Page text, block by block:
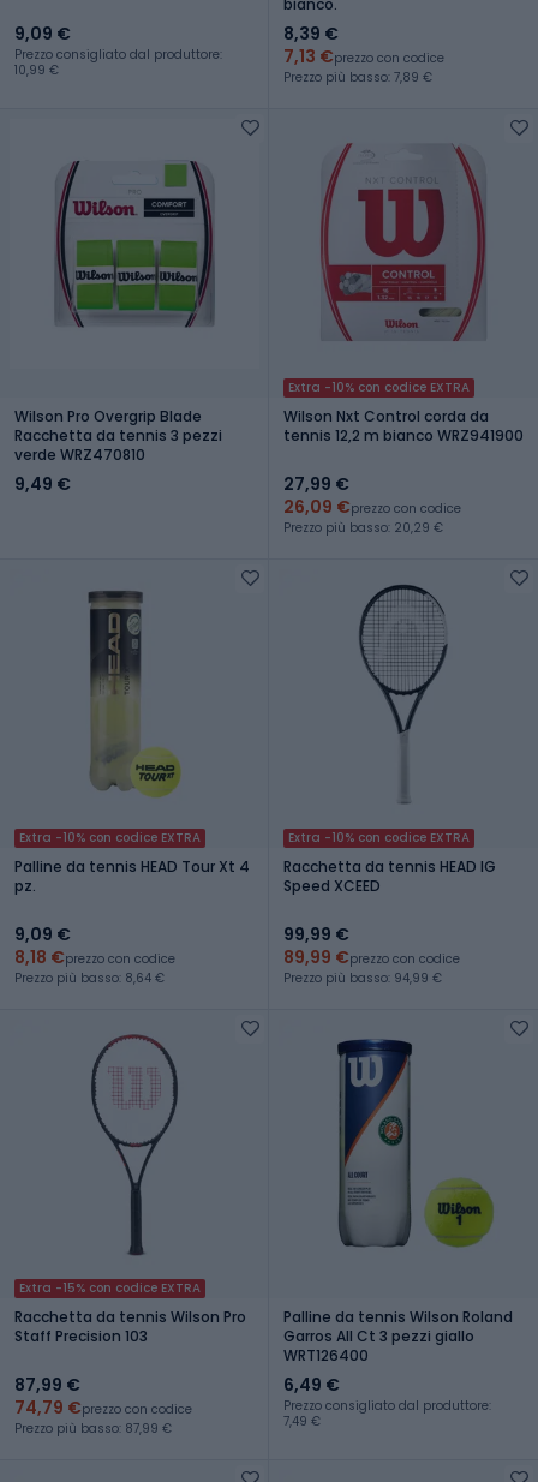
9,09 €
Prezzo consigliato dal produttore:
10,99 €
8,39 €
7,13 €prezzo con codice
Prezzo più basso: 7,89 €
Wilson Pro Overgrip Blade
Racchetta da tennis 3 pezzi
verde WRZ470810
9,49 €
Extra -10% con codice EXTRA
Wilson Nxt Control corda da
tennis 12,2 m bianco WRZ941900
27,99 €
26,09 €prezzo con codice
Prezzo più basso: 20,29 €
Extra -10% con codice EXTRA
Palline da tennis HEAD Tour Xt 4
pz.
9,09 €
8,18 €prezzo con codice
Prezzo più basso: 8,64 €
Extra -10% con codice EXTRA
Racchetta da tennis HEAD IG
Speed XCEED
99,99 €
89,99 €prezzo con codice
Prezzo più basso: 94,99 €
Extra -15% con codice EXTRA
Racchetta da tennis Wilson Pro
Staff Precision 103
87,99 €
74,79 €prezzo con codice
Prezzo più basso: 87,99 €
Palline da tennis Wilson Roland
Garros All Ct 3 pezzi giallo
WRT126400
6,49 €
Prezzo consigliato dal produttore:
7,49 €